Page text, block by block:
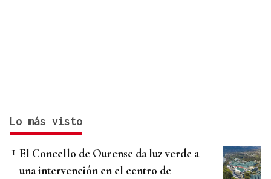
Lo más visto
El Concello de Ourense da luz verde a
una intervención en el centro de